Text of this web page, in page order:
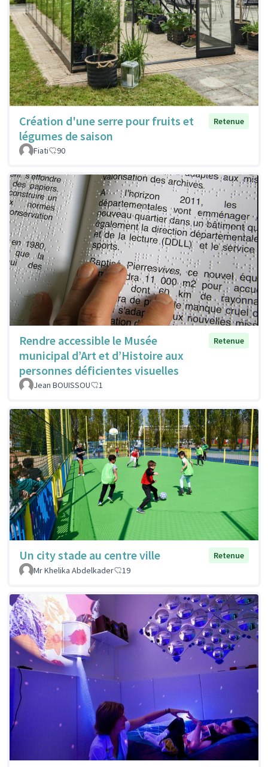
Création d'une serre pour fruits et
légumes de saison
Retenue
Fiati 90
Rendre accessible le Musée
municipal d’Art et d’Histoire aux
personnes déficientes visuelles
Retenue
Jean BOUISSOU 1
Un city stade au centre ville
Retenue
Mr Khelika Abdelkader
19